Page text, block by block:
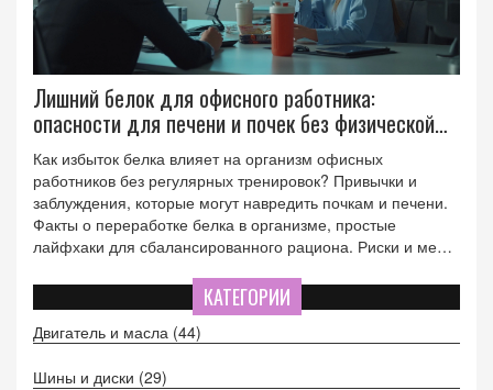
Лишний белок для офисного работника:
опасности для печени и почек без физической
активности
Как избыток белка влияет на организм офисных
работников без регулярных тренировок? Привычки и
заблуждения, которые могут навредить почкам и печени.
Факты о переработке белка в организме, простые
лайфхаки для сбалансированного рациона. Риски и меры
вне спорта.
КАТЕГОРИИ
Двигатель и масла (44)
Шины и диски (29)